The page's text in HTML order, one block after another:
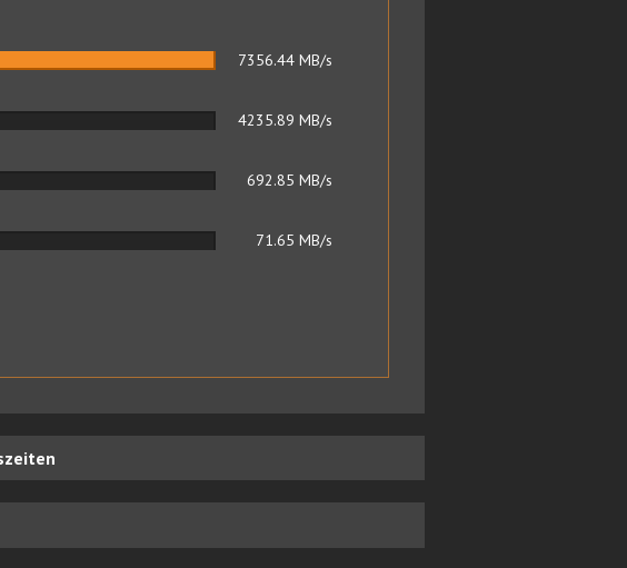
7356.44 MB/s
4235.89 MB/s
692.85 MB/s
71.65 MB/s